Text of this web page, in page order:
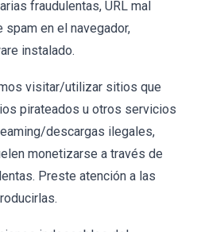
fraudulentas, URL mal
en el navegador,
instalado.
visitar/utilizar sitios que
pirateados u otros servicios
descargas ilegales,
monetizarse a través de
Preste atención a las